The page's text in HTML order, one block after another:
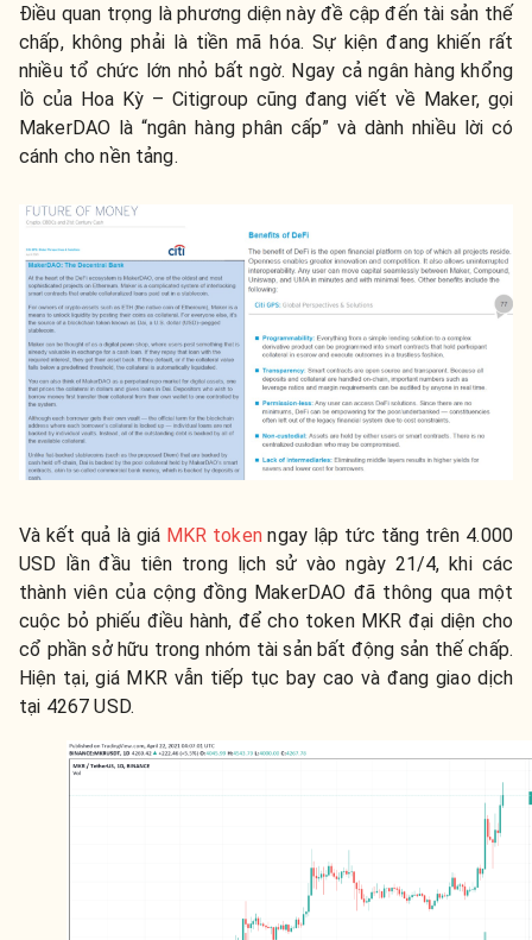
Điều quan trọng là phương diện này đề cập đến tài sản thế
chấp, không phải là tiền mã hóa. Sự kiện đang khiến rất
nhiều tổ chức lớn nhỏ bất ngờ. Ngay cả ngân hàng khổng
lồ của Hoa Kỳ – Citigroup cũng đang viết về Maker, gọi
MakerDAO là “ngân hàng phân cấp” và dành nhiều lời có
cánh cho nền tảng.
Và kết quả là giá MKR tokenngay lập tức tăng trên 4.000
USD lần đầu tiên trong lịch sử vào ngày 21/4, khi các
thành viên của cộng đồng MakerDAO đã thông qua một
cuộc bỏ phiếu điều hành, để cho token MKR đại diện cho
cổ phần sở hữu trong nhóm tài sản bất động sản thế chấp.
Hiện tại, giá MKR vẫn tiếp tục bay cao và đang giao dịch
tại 4267 USD.